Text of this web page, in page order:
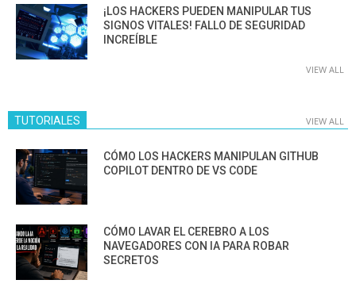
¡LOS HACKERS PUEDEN MANIPULAR TUS
SIGNOS VITALES! FALLO DE SEGURIDAD
INCREÍBLE
VIEW ALL
TUTORIALES VIEW ALL
CÓMO LOS HACKERS MANIPULAN GITHUB
COPILOT DENTRO DE VS CODE
CÓMO LAVAR EL CEREBRO A LOS
NAVEGADORES CON IA PARA ROBAR
SECRETOS